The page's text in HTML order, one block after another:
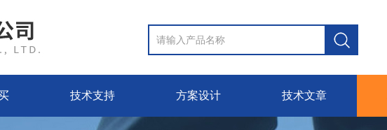
技术支持 方案设计 技术文章